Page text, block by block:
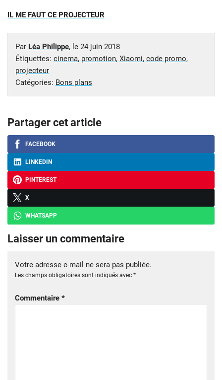
IL ME FAUT CE PROJECTEUR
Par Léa Philippe, le 24 juin 2018
Étiquettes: cinema, promotion, Xiaomi, code promo,
projecteur
Catégories: Bons plans
Partager cet article
FACEBOOK
LINKEDIN
PINTEREST
X
WHATSAPP
Laisser un commentaire
Votre adresse e-mail ne sera pas publiée.
Les champs obligatoires sont indiqués avec *
Commentaire *